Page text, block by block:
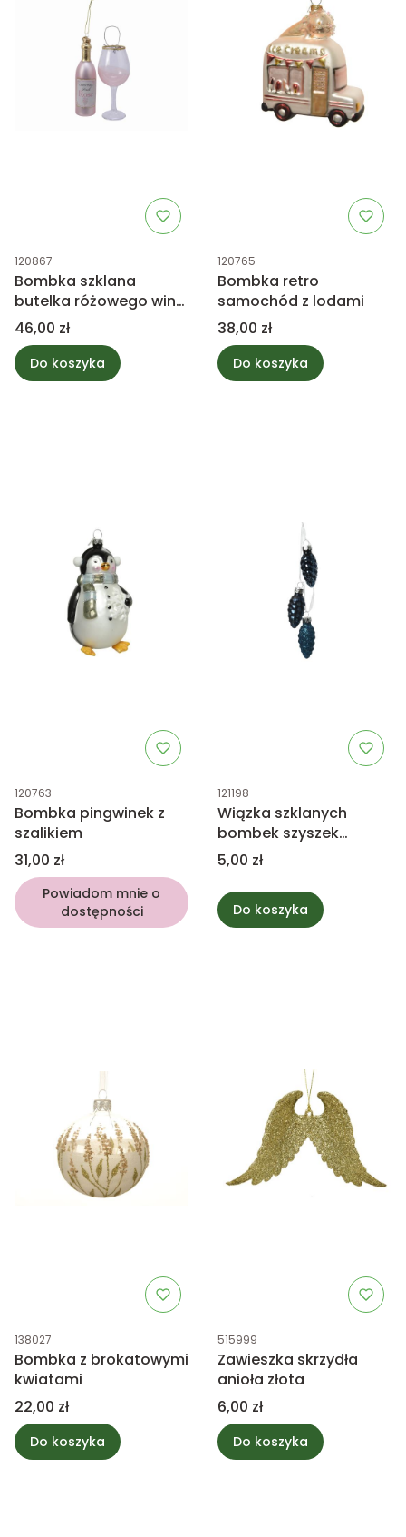
Kod produktu
120867
Bombka szklana
butelka różowego wina
i kieliszek
Cena
46,00 zł
Do koszyka
Kod produktu
120765
Bombka retro
samochód z lodami
Cena
38,00 zł
Do koszyka
Kod produktu
120763
Bombka pingwinek z
szalikiem
Cena
31,00 zł
Powiadom mnie o
dostępności
Kod produktu
121198
Wiązka szklanych
bombek szyszek
granatowych mix
Cena
5,00 zł
Do koszyka
Kod produktu
138027
Bombka z brokatowymi
kwiatami
Cena
22,00 zł
Do koszyka
Kod produktu
515999
Zawieszka skrzydła
anioła złota
Cena
6,00 zł
Do koszyka